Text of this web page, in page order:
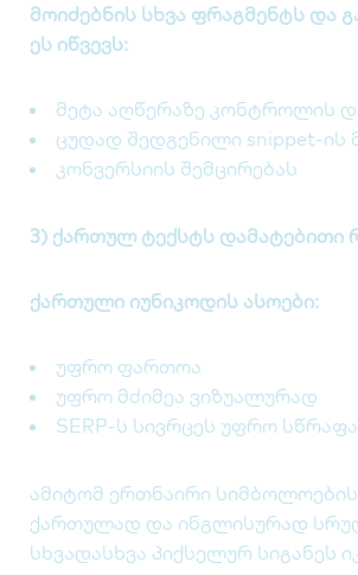
მოიძებნის სხვა ფრაგმენტს და
ეს იწვევს:
მეტა აღწერაზე კონტროლის
ცუდად შედგენილი snippet-ის
კონვერსიის შემცირებას
3) ქართულ ტექსტს დამატებითი
ქართული იუნიკოდის ასოები:
უფრო ფართოა
უფრო მძიმეა ვიზუალურად
SERP-ს სივრცეს უფრო
ამიტომ ერთნაირი
ქართულად და ინგლისურად
სხვადასხვა პიქსელურ სიგანეს